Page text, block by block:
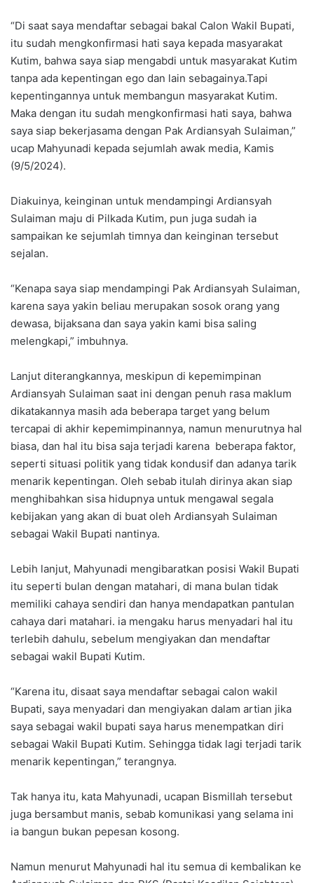
“Di saat saya mendaftar sebagai bakal Calon Wakil Bupati,
itu sudah mengkonfirmasi hati saya kepada masyarakat
Kutim, bahwa saya siap mengabdi untuk masyarakat Kutim
tanpa ada kepentingan ego dan lain sebagainya.Tapi
kepentingannya untuk membangun masyarakat Kutim.
Maka dengan itu sudah mengkonfirmasi hati saya, bahwa
saya siap bekerjasama dengan Pak Ardiansyah Sulaiman,”
ucap Mahyunadi kepada sejumlah awak media, Kamis
(9/5/2024).
Diakuinya, keinginan untuk mendampingi Ardiansyah
Sulaiman maju di Pilkada Kutim, pun juga sudah ia
sampaikan ke sejumlah timnya dan keinginan tersebut
sejalan.
“Kenapa saya siap mendampingi Pak Ardiansyah Sulaiman,
karena saya yakin beliau merupakan sosok orang yang
dewasa, bijaksana dan saya yakin kami bisa saling
melengkapi,” imbuhnya.
Lanjut diterangkannya, meskipun di kepemimpinan
Ardiansyah Sulaiman saat ini dengan penuh rasa maklum
dikatakannya masih ada beberapa target yang belum
tercapai di akhir kepemimpinannya, namun menurutnya hal
biasa, dan hal itu bisa saja terjadi karena beberapa faktor,
seperti situasi politik yang tidak kondusif dan adanya tarik
menarik kepentingan. Oleh sebab itulah dirinya akan siap
menghibahkan sisa hidupnya untuk mengawal segala
kebijakan yang akan di buat oleh Ardiansyah Sulaiman
sebagai Wakil Bupati nantinya.
Lebih lanjut, Mahyunadi mengibaratkan posisi Wakil Bupati
itu seperti bulan dengan matahari, di mana bulan tidak
memiliki cahaya sendiri dan hanya mendapatkan pantulan
cahaya dari matahari. ia mengaku harus menyadari hal itu
terlebih dahulu, sebelum mengiyakan dan mendaftar
sebagai wakil Bupati Kutim.
“Karena itu, disaat saya mendaftar sebagai calon wakil
Bupati, saya menyadari dan mengiyakan dalam artian jika
saya sebagai wakil bupati saya harus menempatkan diri
sebagai Wakil Bupati Kutim. Sehingga tidak lagi terjadi tarik
menarik kepentingan,” terangnya.
Tak hanya itu, kata Mahyunadi, ucapan Bismillah tersebut
juga bersambut manis, sebab komunikasi yang selama ini
ia bangun bukan pepesan kosong.
Namun menurut Mahyunadi hal itu semua di kembalikan ke